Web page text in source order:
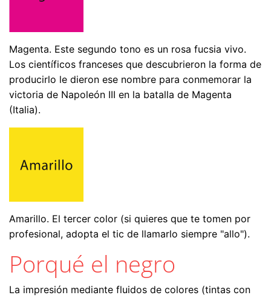
Magenta. Este segundo tono es un rosa fucsia vivo.
Los científicos franceses que descubrieron la forma de
producirlo le dieron ese nombre para conmemorar la
victoria de Napoleón III en la batalla de Magenta
(Italia).
Amarillo. El tercer color (si quieres que te tomen por
profesional, adopta el tic de llamarlo siempre "allo").
Porqué el negro
La impresión mediante fluidos de colores (tintas con